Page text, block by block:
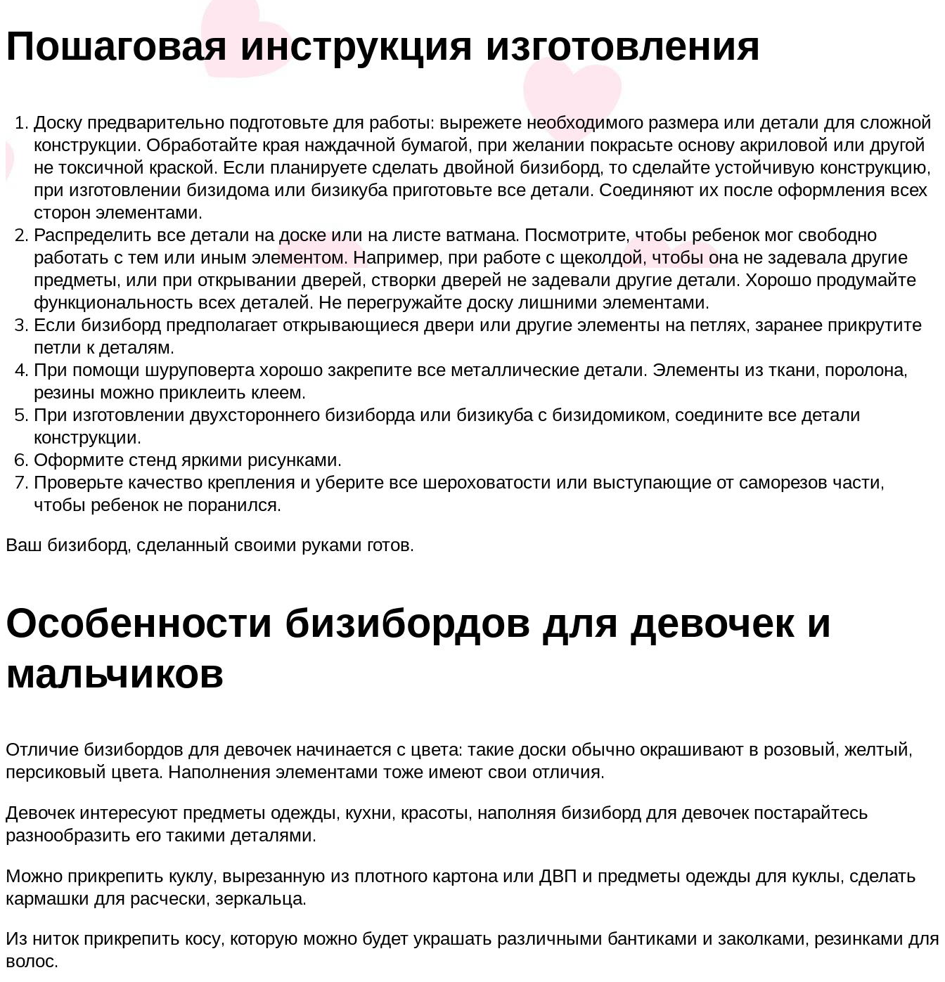
Пошаговая инструкция изготовления
Доску предварительно подготовьте для работы: вырежете необходимого размера или детали для сложной
конструкции. Обработайте края наждачной бумагой, при желании покрасьте основу акриловой или другой
не токсичной краской. Если планируете сделать двойной бизиборд, то сделайте устойчивую конструкцию,
при изготовлении бизидома или бизикуба приготовьте все детали. Соединяют их после оформления всех
сторон элементами.
Распределить все детали на доске или на листе ватмана. Посмотрите, чтобы ребенок мог свободно
работать с тем или иным элементом. Например, при работе с щеколдой, чтобы она не задевала другие
предметы, или при открывании дверей, створки дверей не задевали другие детали. Хорошо продумайте
функциональность всех деталей. Не перегружайте доску лишними элементами.
Если бизиборд предполагает открывающиеся двери или другие элементы на петлях, заранее прикрутите
петли к деталям.
При помощи шуруповерта хорошо закрепите все металлические детали. Элементы из ткани, поролона,
резины можно приклеить клеем.
При изготовлении двухстороннего бизиборда или бизикуба с бизидомиком, соедините все детали
конструкции.
Оформите стенд яркими рисунками.
Проверьте качество крепления и уберите все шероховатости или выступающие от саморезов части,
чтобы ребенок не поранился.
Ваш бизиборд, сделанный своими руками готов.
Особенности бизибордов для девочек и
мальчиков
Отличие бизибордов для девочек начинается с цвета: такие доски обычно окрашивают в розовый, желтый,
персиковый цвета. Наполнения элементами тоже имеют свои отличия.
Девочек интересуют предметы одежды, кухни, красоты, наполняя бизиборд для девочек постарайтесь
разнообразить его такими деталями.
Можно прикрепить куклу, вырезанную из плотного картона или ДВП и предметы одежды для куклы, сделать
кармашки для расчески, зеркальца.
Из ниток прикрепить косу, которую можно будет украшать различными бантиками и заколками, резинками для
волос.